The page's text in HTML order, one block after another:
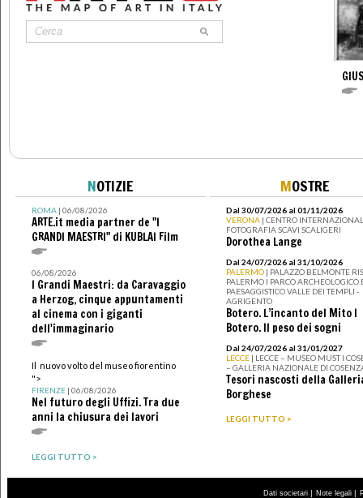
NOTIZIE
ROMA| 06/08/2026
ARTE.it media partner de "I
GRANDI MAESTRI" di KUBLAI Film
06/08/2026
I Grandi Maestri: da Caravaggio
a Herzog, cinque appuntamenti
al cinema con i giganti
dell'immaginario
Il nuovo volto del museo fiorentino
">
FIRENZE| 06/08/2026
Nel futuro degli Uffizi. Tra due
anni la chiusura dei lavori
LEGGI TUTTO >
MOSTRE
Dal 30/07/2026 al 01/11/2026
VERONA | CENTRO
FOTOGRAFIA SCAVI SCALIGERI
Dorothea Lange
Dal 24/07/2026 al 31/10/2026
PALERMO | PALAZZO BELMONTE
PALERMO I PARCO ARCHEOLOGICO
PAESAGGISTICO VALLE DEI TEMPLI -
AGRIGENTO
Botero. L’incanto del Mito I
Botero. Il peso dei sogni
Dal 24/07/2026 al 31/01/2027
LECCE | LECCE – MUSEO MUST I
– GALLERIA NAZIONALE DI
Tesori nascosti della
Borghese
LEGGI TUTTO >
Dati societari | Note legali |